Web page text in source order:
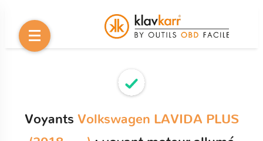
Voyants Volkswagen LAVIDA PLUS